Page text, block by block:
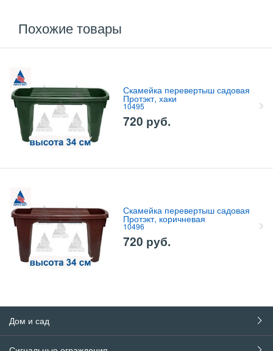
Похожие товары
Скамейка перевертыш садовая
Протэкт, хаки
10495
720 руб.
Скамейка перевертыш садовая
Протэкт, коричневая
10496
720 руб.
Дом и сад